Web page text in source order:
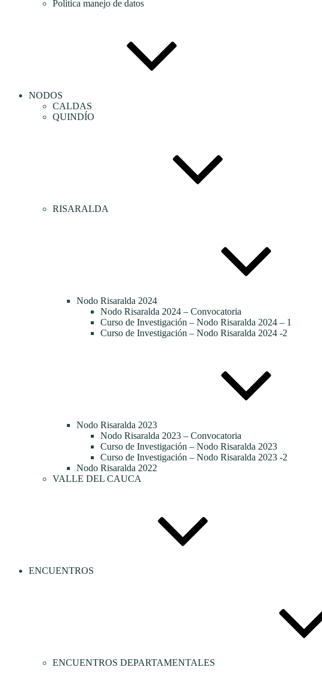
Política manejo de datos
NODOS
CALDAS
QUINDÍO
RISARALDA
Nodo Risaralda 2024
Nodo Risaralda 2024 – Convocatoria
Curso de Investigación – Nodo Risaralda 2024 – 1
Curso de Investigación – Nodo Risaralda 2024 -2
Nodo Risaralda 2023
Nodo Risaralda 2023 – Convocatoria
Curso de Investigación – Nodo Risaralda 2023
Curso de Investigación – Nodo Risaralda 2023 -2
Nodo Risaralda 2022
VALLE DEL CAUCA
ENCUENTROS
ENCUENTROS DEPARTAMENTALES